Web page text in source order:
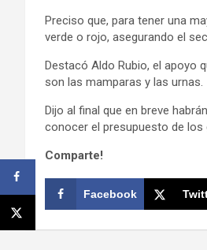
Preciso que, para tener una
verde o rojo, asegurando el
Destacó Aldo Rubio, el apoyo
son las mamparas y las urnas.
Dijo al final que en breve
conocer el presupuesto de
Comparte!
Facebook